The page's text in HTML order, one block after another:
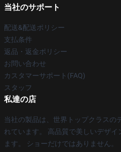
当社のサポート
配送&配送ポリシー
支払条件
返品・返金ポリシー
お問い合わせ
カスタマーサポート(FAQ)
スタッフ
私達の店
当社の製品は、世界トップクラスの
れています。 高品質で美しいデザ
ます。 ショーだけではありません。